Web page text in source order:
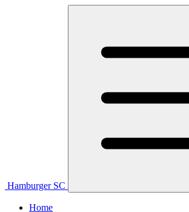
Hamburger SC
Home